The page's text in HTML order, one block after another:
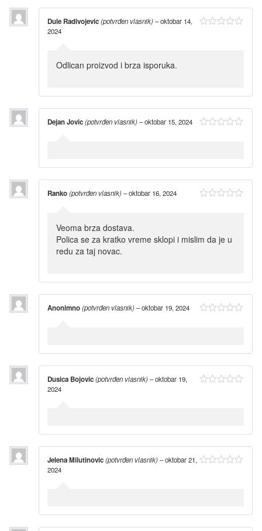
Dule Radivojevic(potvrđen vlasnik)–oktobar 14,
2024
Odlican proizvod i brza isporuka.
Dejan Jovic(potvrđen vlasnik)–oktobar 15, 2024
Ranko(potvrđen vlasnik)–oktobar 16, 2024
Veoma brza dostava.
Polica se za kratko vreme sklopi i mislim da je u
redu za taj novac.
Anonimno(potvrđen vlasnik)–oktobar 19, 2024
Dusica Bojovic(potvrđen vlasnik)–oktobar 19,
2024
Jelena Milutinovic(potvrđen vlasnik)–oktobar 21,
2024